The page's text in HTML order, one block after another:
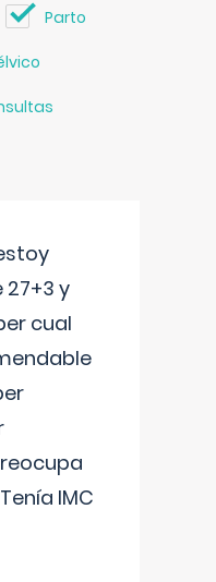
Parto
y
cual
IMC